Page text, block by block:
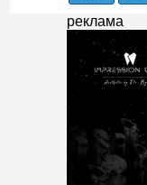
реклама